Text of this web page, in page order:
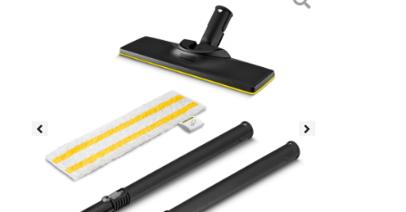
ΥΠΗΡΕΣΙΕΣ-ΝΕΑ-ΛΥΣΕΙΣ